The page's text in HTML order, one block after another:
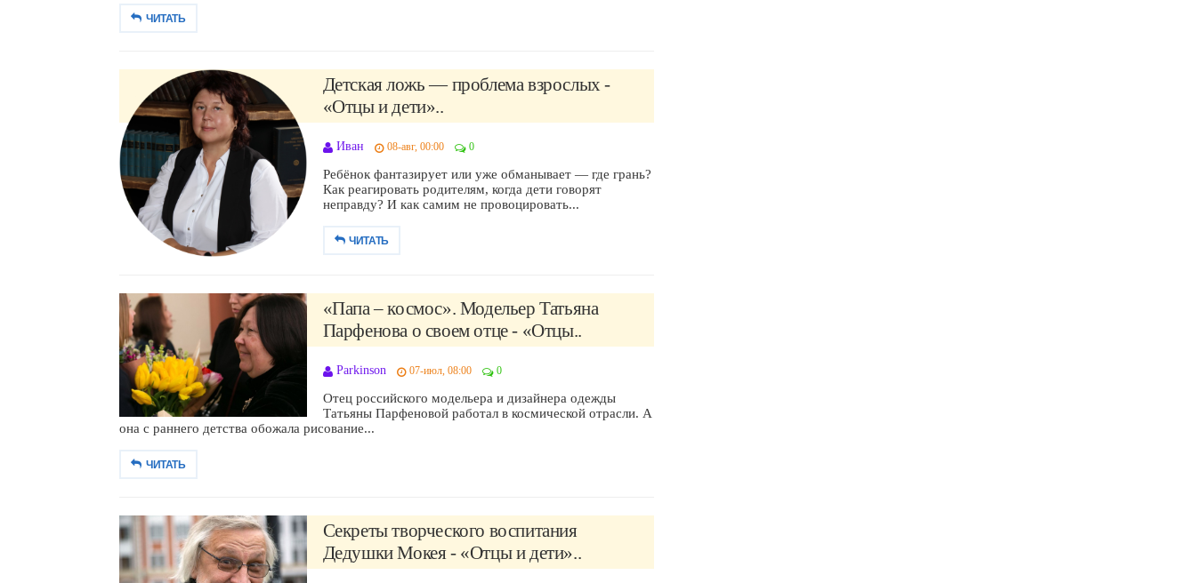
ЧИТАТЬ
Детская ложь — проблема взрослых -
«Отцы и дети»..
Иван 08-авг, 00:00 0
Ребёнок фантазирует или уже обманывает — где грань?
Как реагировать родителям, когда дети говорят
неправду? И как самим не провоцировать...
ЧИТАТЬ
«Папа – космос». Модельер Татьяна
Парфенова о своем отце - «Отцы..
Parkinson 07-июл, 08:00 0
Отец российского модельера и дизайнера одежды
Татьяны Парфеновой работал в космической отрасли. А
она с раннего детства обожала рисование...
ЧИТАТЬ
Секреты творческого воспитания
Дедушки Мокея - «Отцы и дети»..